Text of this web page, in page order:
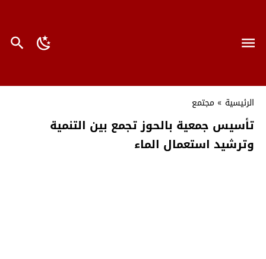
الرئيسية » مجتمع
تأسيس جمعية بالحوز تجمع بين التنمية
وترشيد استعمال الماء